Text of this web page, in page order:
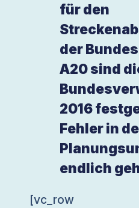
für den
der
A20 sind
2016
Fehler in
endlich
[vc_row